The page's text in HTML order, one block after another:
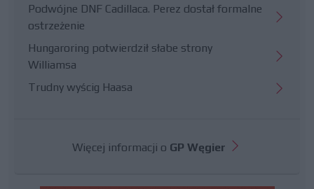
Podwójne DNF Cadillaca. Perez dostał formalne
ostrzeżenie
Hungaroring potwierdził słabe strony
Williamsa
Trudny wyścig Haasa
Więcej informacji o GP Węgier